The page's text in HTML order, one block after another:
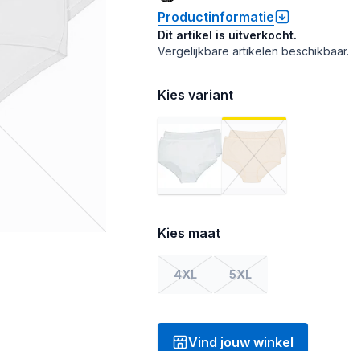
Productinformatie
Dit artikel is uitverkocht.
Vergelijkbare artikelen beschikbaar.
Kies variant
Kies maat
4XL 5XL
Vind jouw winkel